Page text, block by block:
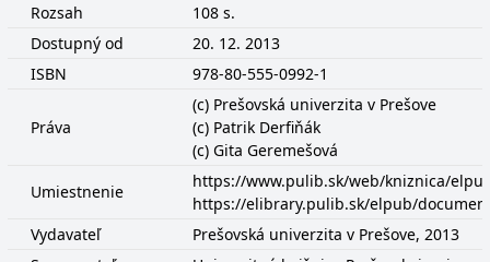
Rozsah
108 s.
Dostupný od
20. 12. 2013
ISBN
978-80-555-0992-1
Práva
(c) Prešovská univerzita v Prešove
(c) Patrik Derfiňák
(c) Gita Geremešová
Umiestnenie
https://www.pulib.sk/web/kniznica/
https://elibrary.pulib.sk/elpub/
Vydavateľ
Prešovská univerzita v Prešove, 2013